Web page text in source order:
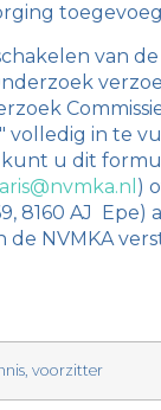
van de
volledig in te
kunt u dit
)
8160 AJ Epe)
de NVMKA
voorzitter